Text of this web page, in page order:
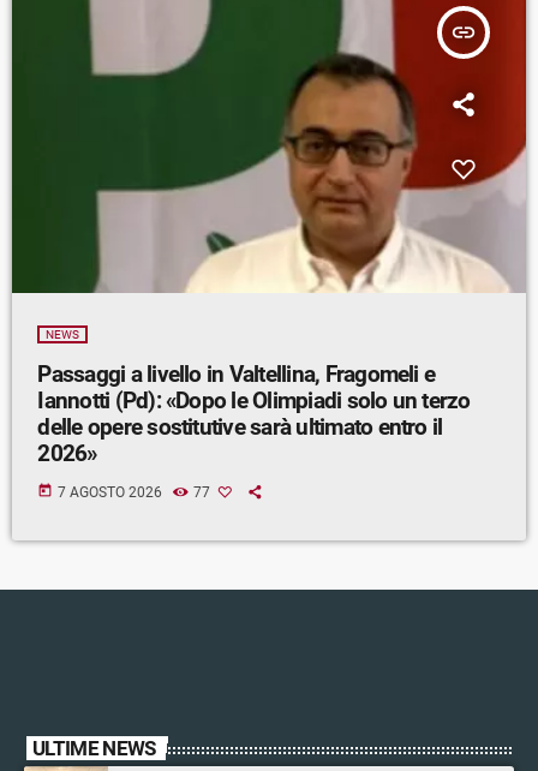
insert_link
NEWS
Passaggi a livello in Valtellina, Fragomeli e
Iannotti (Pd): «Dopo le Olimpiadi solo un terzo
delle opere sostitutive sarà ultimato entro il
2026»
today 7 AGOSTO 2026 77
ULTIME NEWS